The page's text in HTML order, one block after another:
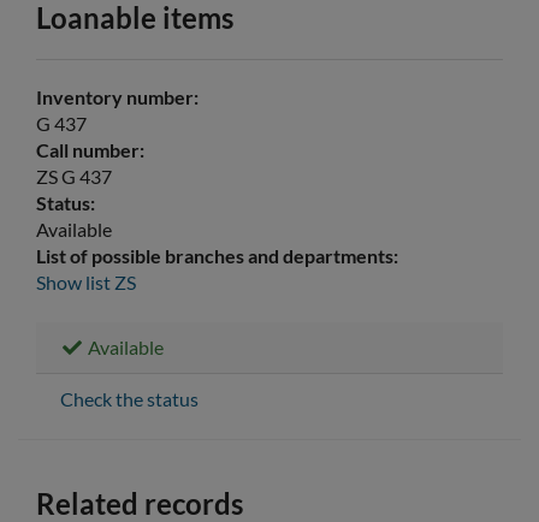
Loanable items
Inventory number:
G 437
Call number:
ZS G 437
Status:
Available
List of possible branches and departments:
Show list ZS
Available
Check the status
Related records